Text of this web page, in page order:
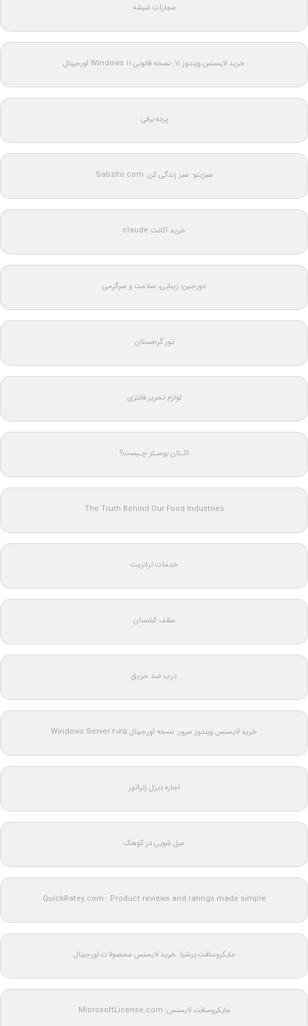
مجازات شیشه
خرید لایسنس ویندوز 11: نسخه قانونی Windows 11 اورجینال
پرده برقی
سبزیتو: سبز زندگی کن: Sabzito.com
خرید اکانت claude
دورجین؛ زیبایی، سلامت و سرگرمی
تور گرجستان
لوازم تحریر فانتزی
اکـتان بوسـتر چـیست؟
The Truth Behind Our Food Industries
خدمات ترانزیت
سقف کشسان
درب ضد حریق
خرید لایسنس ویندوز سرور: نسخه اورجینال Windows Server 2025
اجاره دیزل ژنراتور
مبل شویی در کوهک
QuickRatey.com : Product reviews and ratings made simple
مایکروسافت پرشیا: خرید لایسنس محصولات اورجینال
مایکروسافت لایسنس: MicrosoftLicense.com